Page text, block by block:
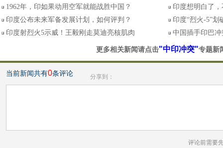
1962年，印如果动用空军就能战胜中国？
印度想明白了
印度公布未来军备发展计划，如何评判？
印度“烈火-5”
印度射烈火5示威！王毅刚走莫迪亮核肌肉
中国插手印巴
更多相关新闻请点击"中印冲突"专题新
当前新闻共有0条评论 分享到：
评论前需要